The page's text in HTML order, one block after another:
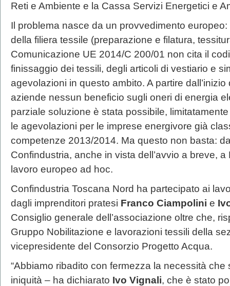
Reti e Ambiente e la Cassa Servizi Energetici e
Il problema nasce da un provvedimento
della filiera tessile (preparazione e filatura,
Comunicazione UE 2014/C 200/01 non cita il
finissaggio dei tessili, degli articoli di vestiario e
agevolazioni in questo ambito. A partire
aziende nessun beneficio sugli oneri di energia
parziale soluzione è stata possibile,
le agevolazioni per le imprese energivore già
competenze 2013/2014. Ma questo non basta:
Confindustria, anche in vista dell’avvio a breve,
lavoro europeo ad hoc.
Confindustria Toscana Nord ha partecipato ai
dagli imprenditori pratesi Franco Ciampolini e
Consiglio generale dell’associazione oltre che,
Gruppo Nobilitazione e lavorazioni tessili della
vicepresidente del Consorzio Progetto Acqua.
“Abbiamo ribadito con fermezza la necessità
iniquità – ha dichiarato Ivo Vignali, che è stato